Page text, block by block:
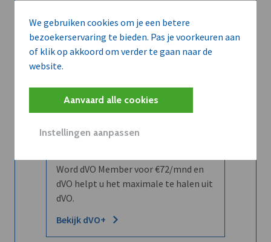
We gebruiken cookies om je een betere
bezoekerservaring te bieden. Pas je voorkeuren aan
of klik op akkoord om verder te gaan naar de
website.
Aanvaard alle cookies
Instellingen aanpassen
Ontdek alle voordelen
Wilt u niet enkel de dVO community
leren kennen maar dat men u ook
Word dVO Member voor €72/mnd en
dVO helpt u het maximale te halen uit
dVO.
Bekijk dVO+